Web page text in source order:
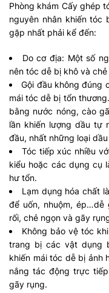
Phòng khám Cấy ghép
nguyên nhân khiến tóc
gặp nhất phải kể đến:
Do cơ địa: Một số
nên tóc dễ bị khô và
Gội đầu không đúng
mái tóc dễ bị tổn
bằng nước nóng, cào
lần khiến lượng dầu tự
đầu, nhất những loại
Tóc tiếp xúc nhiều
kiểu hoặc các dụng cụ
hư tổn.
Lạm dụng hóa chất
để uốn, nhuộm,
rối, chẻ ngọn và gãy
Không bảo vệ tóc
trang bị các vật dụng
khiến mái tóc dễ bị ảnh
nắng tác động trực
gãy rụng.